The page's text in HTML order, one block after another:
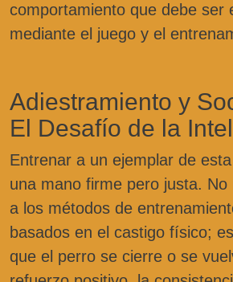
comportamiento que debe ser
mediante el juego y el
Adiestramiento y
El Desafío de la
Entrenar a un ejemplar de
una mano firme pero justa. No
a los métodos de
basados en el castigo físico;
que el perro se cierre o se